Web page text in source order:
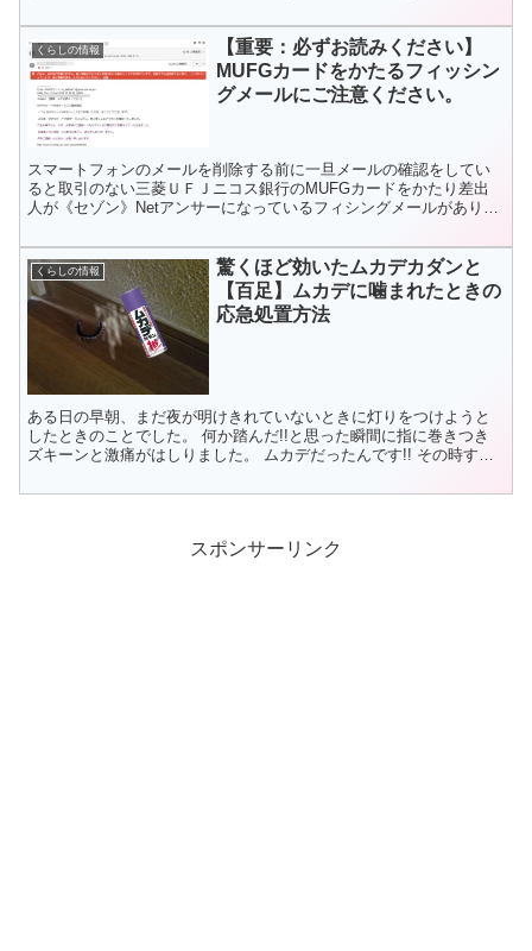
くらしの情報
【重要：必ずお読みください】
MUFGカードをかたるフィッシン
グメールにご注意ください。
スマートフォンのメールを削除する前に一旦メールの確認をしてい
ると取引のない三菱ＵＦＪニコス銀行のMUFGカードをかたり差出
人が《セゾン》Netアンサーになっているフィシングメールがありま
くらしの情報
驚くほど効いたムカデカダンと
【百足】ムカデに噛まれたときの
応急処置方法
ある日の早朝、まだ夜が明けきれていないときに灯りをつけようと
したときのことでした。 何か踏んだ!!と思った瞬間に指に巻きつき
ズキーンと激痛がはしりました。 ムカデだったんです!! その時す
スポンサーリンク